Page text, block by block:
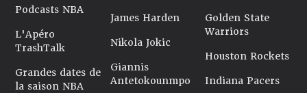
Podcasts NBA
L'Apéro
TrashTalk
Grandes dates de
la saison NBA
James Harden
Nikola Jokic
Giannis
Antetokounmpo
Golden State
Warriors
Houston Rockets
Indiana Pacers